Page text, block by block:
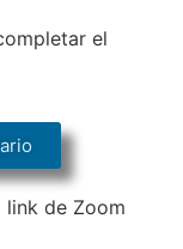
el
link de Zoom